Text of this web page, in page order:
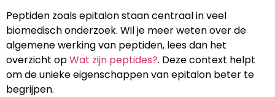
Peptiden zoals epitalon staan centraal in veel
biomedisch onderzoek. Wil je meer weten over de
algemene werking van peptiden, lees dan het
overzicht opWat zijn peptides?. Deze context helpt
om de unieke eigenschappen van epitalon beter te
begrijpen.